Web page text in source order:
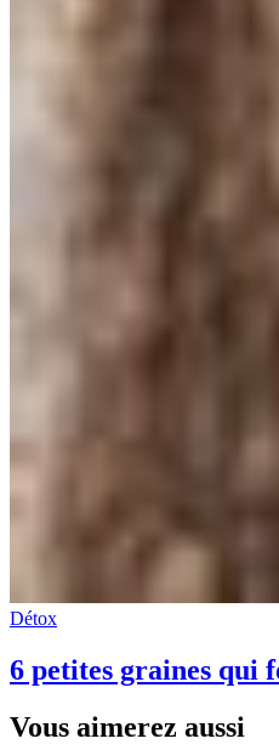
Détox
6 petites graines qui
Vous aimerez aussi